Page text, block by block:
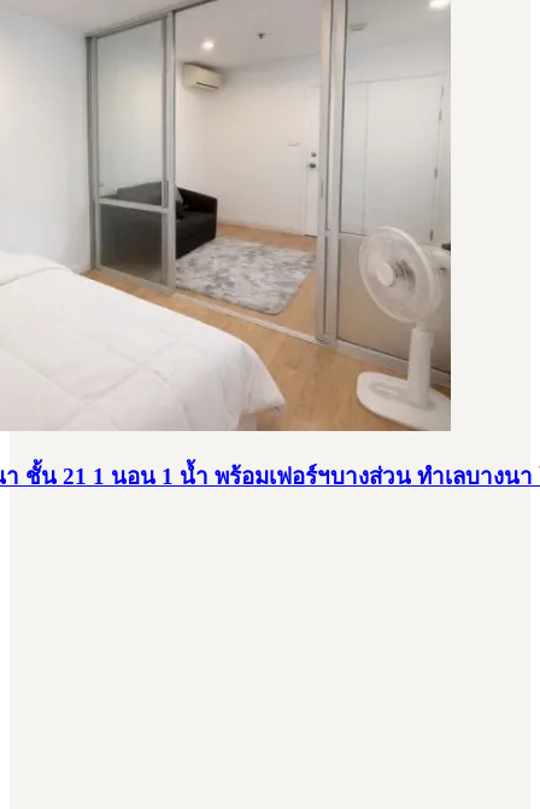
ชั้น 21 1 นอน 1 น้ำ พร้อมเฟอร์ฯบางส่วน ทำเลบางนา